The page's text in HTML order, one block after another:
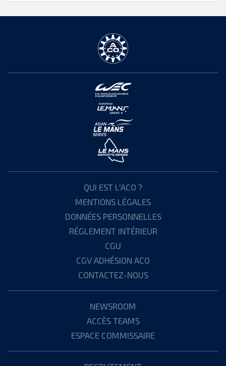
QUI EST L'ACO ?
MENTIONS LÉGALES
DONNÉES PERSONNELLES
RÉGLEMENT INTÉRIEUR
CGU
CGV ADHÉSION ACO
CONTACTEZ-NOUS
NEWSROOM
ACCÈS TEAMS
ESPACE COMMISSAIRE